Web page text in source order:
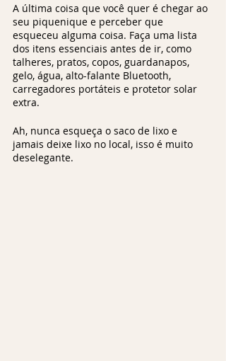
A última coisa que você quer é chegar ao
seu piquenique e perceber que
esqueceu alguma coisa. Faça uma lista
dos itens essenciais antes de ir, como
talheres, pratos, copos, guardanapos,
gelo, água, alto-falante Bluetooth,
carregadores portáteis e protetor solar
extra.
Ah, nunca esqueça o saco de lixo e
jamais deixe lixo no local, isso é muito
deselegante.